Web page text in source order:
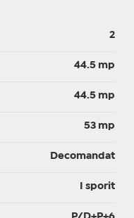
2
44.5 mp
44.5 mp
53 mp
Decomandat
I sporit